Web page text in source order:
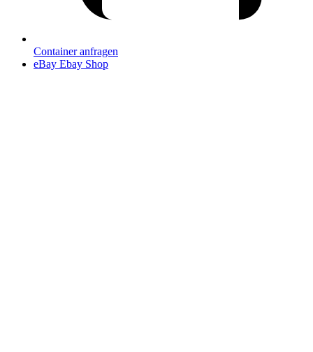
Container anfragen
eBay Ebay Shop